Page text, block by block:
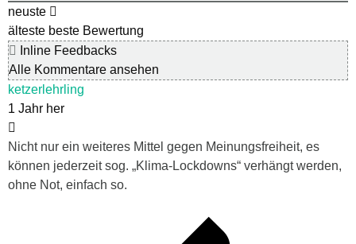
neuste
älteste beste Bewertung
Inline Feedbacks
Alle Kommentare ansehen
ketzerlehrling
1 Jahr her
Nicht nur ein weiteres Mittel gegen Meinungsfreiheit, es
können jederzeit sog. „Klima-Lockdowns“ verhängt werden,
ohne Not, einfach so.